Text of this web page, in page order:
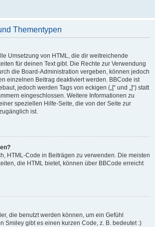
Thementypen
Umsetzung von HTML, die dir weitreichende
für deinen Text gibt. Die Rechte zur Verwendung
die Board-Administration vergeben, können jedoch
einzelnen Beitrag deaktiviert werden. BBCode ist
jedoch werden Tags von eckigen („[“ und „]“) statt
eingeschlossen. Weitere Informationen zu
speziellen Hilfe-Seite, die von der Seite zur
ist.
HTML-Code in Beiträgen zu verwenden. Die meisten
die HTML bietet, können über BBCode erreicht
die benutzt werden können, um ein Gefühl
Smiley gibt es einen kurzen Code, z. B. bedeutet :)